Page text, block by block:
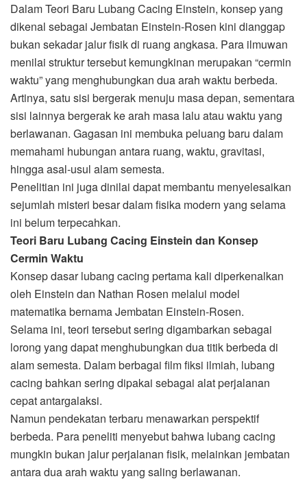
Dalam Teori Baru Lubang Cacing Einstein, konsep yang
dikenal sebagai Jembatan Einstein-Rosen kini dianggap
bukan sekadar jalur fisik di ruang angkasa. Para ilmuwan
menilai struktur tersebut kemungkinan merupakan “cermin
waktu” yang menghubungkan dua arah waktu berbeda.
Artinya, satu sisi bergerak menuju masa depan, sementara
sisi lainnya bergerak ke arah masa lalu atau waktu yang
berlawanan. Gagasan ini membuka peluang baru dalam
memahami hubungan antara ruang, waktu, gravitasi,
hingga asal-usul alam semesta.
Penelitian ini juga dinilai dapat membantu menyelesaikan
sejumlah misteri besar dalam fisika modern yang selama
ini belum terpecahkan.
Teori Baru Lubang Cacing Einstein dan Konsep
Cermin Waktu
Konsep dasar lubang cacing pertama kali diperkenalkan
oleh Einstein dan Nathan Rosen melalui model
matematika bernama Jembatan Einstein-Rosen.
Selama ini, teori tersebut sering digambarkan sebagai
lorong yang dapat menghubungkan dua titik berbeda di
alam semesta. Dalam berbagai film fiksi ilmiah, lubang
cacing bahkan sering dipakai sebagai alat perjalanan
cepat antargalaksi.
Namun pendekatan terbaru menawarkan perspektif
berbeda. Para peneliti menyebut bahwa lubang cacing
mungkin bukan jalur perjalanan fisik, melainkan jembatan
antara dua arah waktu yang saling berlawanan.